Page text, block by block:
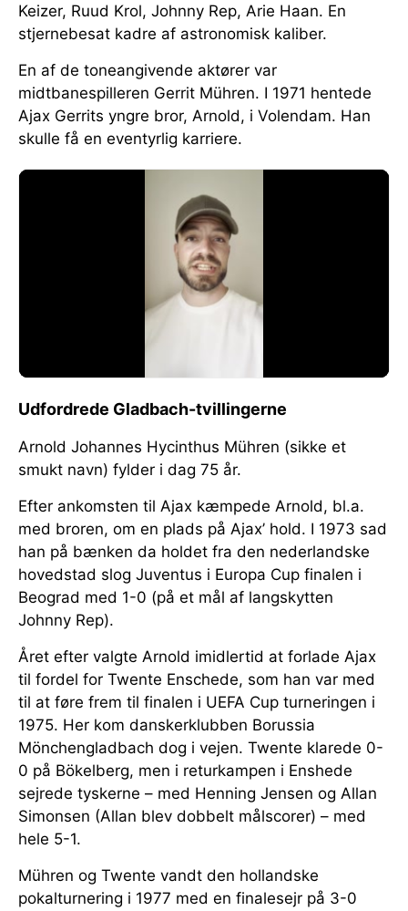
Keizer, Ruud Krol, Johnny Rep, Arie Haan. En
stjernebesat kadre af astronomisk kaliber.
En af de toneangivende aktører var
midtbanespilleren Gerrit Mühren. I 1971 hentede
Ajax Gerrits yngre bror, Arnold, i Volendam. Han
skulle få en eventyrlig karriere.
Udfordrede Gladbach-tvillingerne
Arnold Johannes Hycinthus Mühren (sikke et
smukt navn) fylder i dag 75 år.
Efter ankomsten til Ajax kæmpede Arnold, bl.a.
med broren, om en plads på Ajax’ hold. I 1973 sad
han på bænken da holdet fra den nederlandske
hovedstad slog Juventus i Europa Cup finalen i
Beograd med 1-0 (på et mål af langskytten
Johnny Rep).
Året efter valgte Arnold imidlertid at forlade Ajax
til fordel for Twente Enschede, som han var med
til at føre frem til finalen i UEFA Cup turneringen i
1975. Her kom danskerklubben Borussia
Mönchengladbach dog i vejen. Twente klarede 0-
0 på Bökelberg, men i returkampen i Enshede
sejrede tyskerne – med Henning Jensen og Allan
Simonsen (Allan blev dobbelt målscorer) – med
hele 5-1.
Mühren og Twente vandt den hollandske
pokalturnering i 1977 med en finalesejr på 3-0